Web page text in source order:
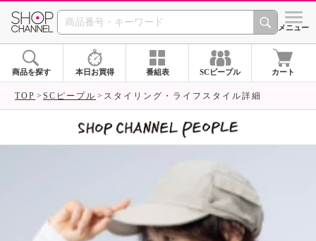
SHOP CHANNEL シメニュー
商品を探す 本日お買得 番組表 SCピープル カート
TOP SCピープル スタイリング・ライフスタイル詳細